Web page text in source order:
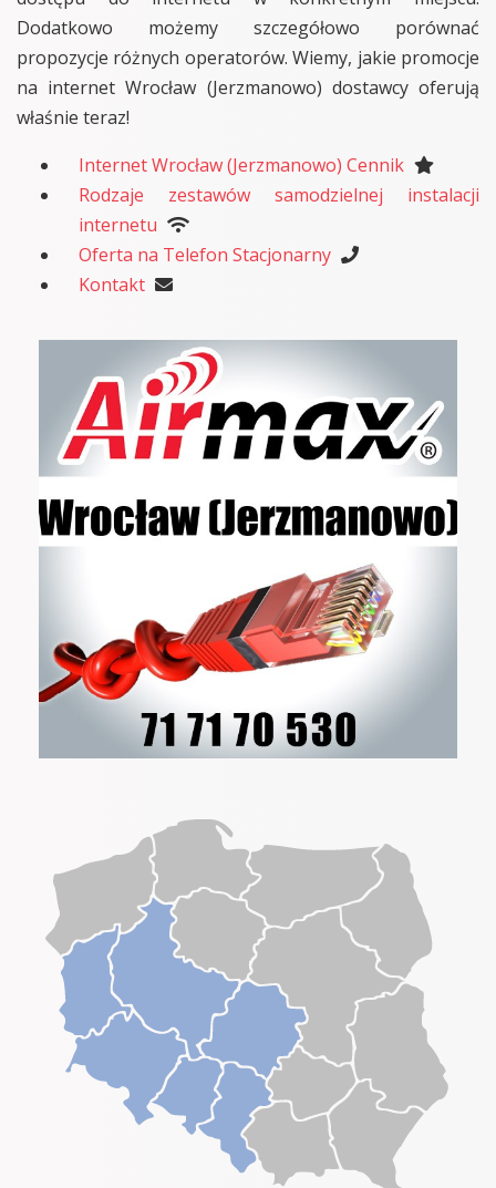
Dodatkowo możemy szczegółowo porównać
propozycje różnych operatorów. Wiemy, jakie promocje
na internet Wrocław (Jerzmanowo) dostawcy oferują
właśnie teraz!
Internet Wrocław (Jerzmanowo) Cennik
Rodzaje zestawów samodzielnej instalacji
internetu
Oferta na Telefon Stacjonarny
Kontakt